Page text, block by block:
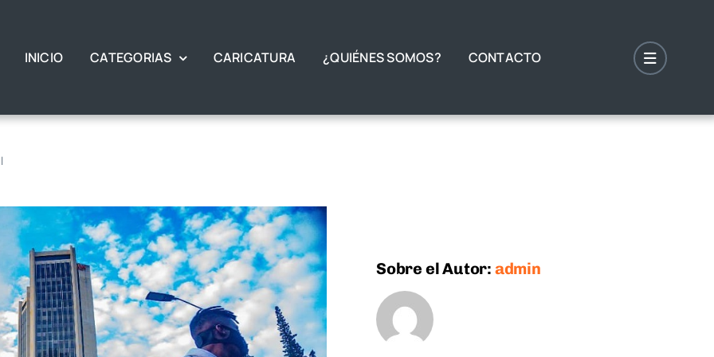
INICIO CATEGORIAS CARICATURA ¿QUIÉNES SOMOS? CONTACTO
Sobre el Autor: admin